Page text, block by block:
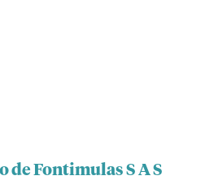
de Fontimulas S A S